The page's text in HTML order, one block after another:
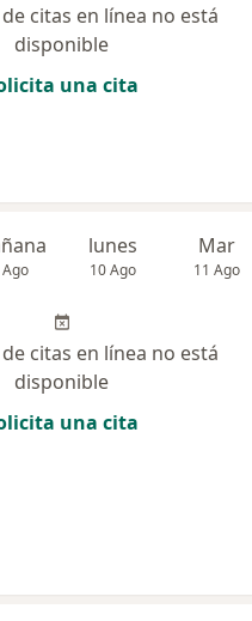
citas en línea no está
disponible
una cita
lunes
10 Ago
Mar
11 Ago
citas en línea no está
disponible
una cita